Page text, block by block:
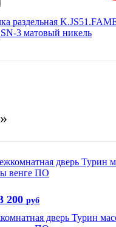
раздельная
SN-3 матовый никель
200 руб
дверь Турин